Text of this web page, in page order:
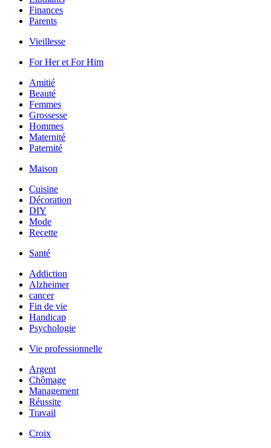
Finances
Parents
Vieillesse
For Her et For Him
Amitié
Beauté
Femmes
Grossesse
Hommes
Maternité
Paternité
Maison
Cuisine
Décoration
DIY
Mode
Recette
Santé
Addiction
Alzheimer
cancer
Fin de vie
Handicap
Psychologie
Vie professionnelle
Argent
Chômage
Management
Réussite
Travail
Croix